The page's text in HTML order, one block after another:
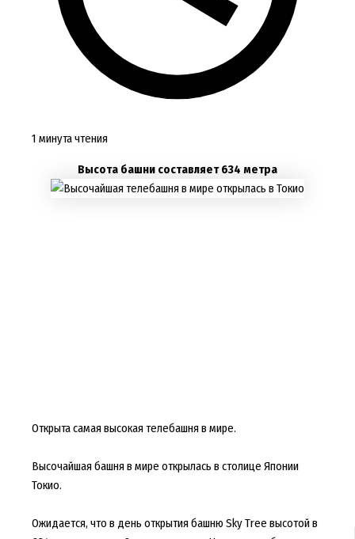
1 минута чтения
Высота башни составляет 634 метра
Открыта самая высокая телебашня в мире.
Высочайшая башня в мире открылась в столице Японии
Токио.
Ожидается, что в день открытия башню Sky Tree высотой в